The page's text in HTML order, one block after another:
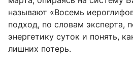
называют «Восемь
подход, по словам эксперта,
энергетику суток и понять,
лишних потерь.